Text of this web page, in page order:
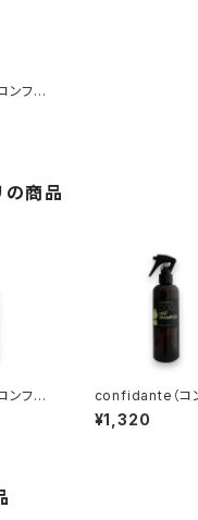
フィ
ストシ
香料
の商品
フィ
ストシ
クロ
confidante（コ
ダンテ） ドッグ
ャンプー 無香
¥1,320